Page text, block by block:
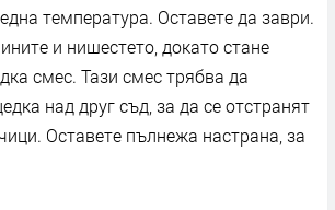
температура. Оставете да заври.
и нишестето, докато стане
смес. Тази смес трябва да
над друг съд, за да се отстранят
Оставете пълнежа настрана, за